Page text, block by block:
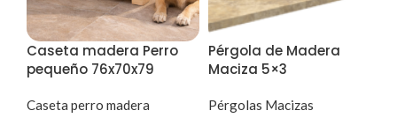
Caseta madera Perro
pequeño 76x70x79
Caseta perro madera
Pérgola de Madera
Maciza 5×3
Pérgolas Macizas